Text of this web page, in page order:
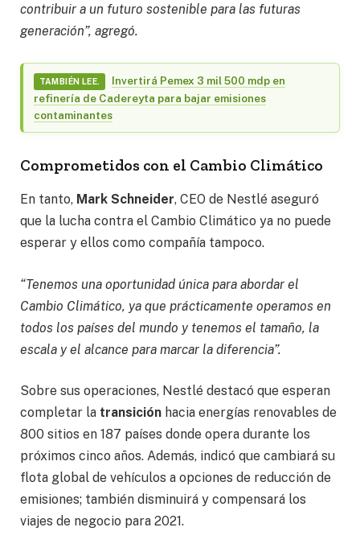
contribuir a un futuro sostenible para las futuras
generación”, agregó.
TAMBIÉN LEE.
Invertirá Pemex 3 mil 500 mdp en
refinería de Cadereyta para bajar emisiones
contaminantes
Comprometidos con el Cambio Climático
En tanto, Mark Schneider, CEO de Nestlé aseguró
que la lucha contra el Cambio Climático ya no puede
esperar y ellos como compañía tampoco.
“Tenemos una oportunidad única para abordar el
Cambio Climático, ya que prácticamente operamos en
todos los países del mundo y tenemos el tamaño, la
escala y el alcance para marcar la diferencia”.
Sobre sus operaciones, Nestlé destacó que esperan
completar la transición hacia energías renovables de
800 sitios en 187 países donde opera durante los
próximos cinco años. Además, indicó que cambiará su
flota global de vehículos a opciones de reducción de
emisiones; también disminuirá y compensará los
viajes de negocio para 2021.